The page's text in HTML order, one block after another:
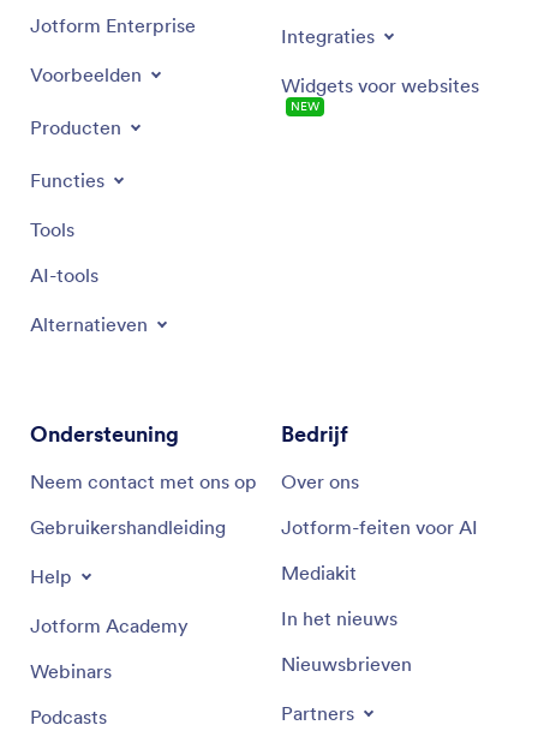
Jotform Enterprise
Voorbeelden
Producten
Functies
Tools
AI-tools
Alternatieven
Integraties
Widgets voor websites
NEW
Ondersteuning
Neem contact met ons op
Gebruikershandleiding
Help
Jotform Academy
Webinars
Podcasts
Bedrijf
Over ons
Jotform-feiten voor AI
Mediakit
In het nieuws
Nieuwsbrieven
Partners